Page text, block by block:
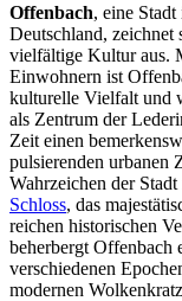
Offenbach, eine
Deutschland, zeichnet
vielfältige Kultur aus.
Einwohnern ist
kulturelle Vielfalt und
als Zentrum der
Zeit einen
pulsierenden urbanen
Wahrzeichen der
Schloss, das
reichen historischen
beherbergt Offenbach
verschiedenen
modernen